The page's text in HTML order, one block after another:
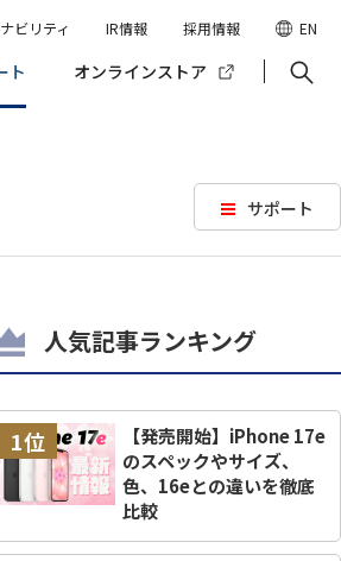
ト オンラインストア
ビリティ IR情報 採用情報 EN
サポート
人気記事ランキング
1位
【発売開始】iPhone 17e
のスペックやサイズ、
色、16eとの違いを徹底
比較